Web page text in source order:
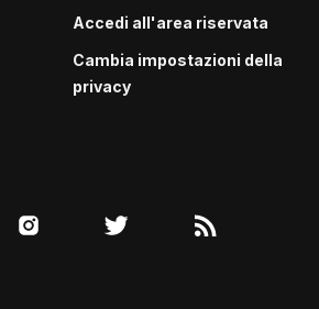
Accedi all'area riservata
Cambia impostazioni della
privacy